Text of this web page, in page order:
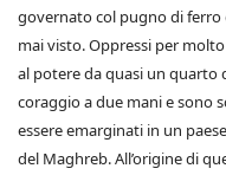
governato col pugno di ferro
mai visto. Oppressi per
al potere da quasi un quarto
coraggio a due mani e sono
essere emarginati in un
del Maghreb. All’origine di